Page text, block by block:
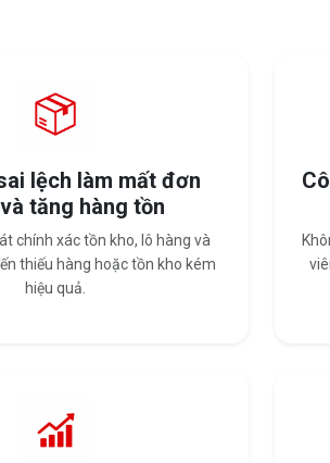
lệch làm mất đơn
tăng hàng tồn
chính xác tồn kho, lô hàng và
thiếu hàng hoặc tồn kho kém
hiệu quả.